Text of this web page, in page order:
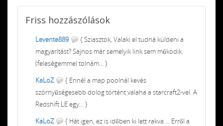
Friss hozzászólások
Levente889
{ Sziasztok, Valaki el tudná küldeni a
magyarítást? Sajnos már semelyik link sem működik.
(feleségemmel tolnám... }
KaLoZ
{ Ennél a map poolnál kevés
szörnyűségesebb dolog történt valaha a starcraft2-vel. A
Redshift LE egy... }
KaLoZ
{ Hát igen, ez is időben ki lett rakva ... Erről a